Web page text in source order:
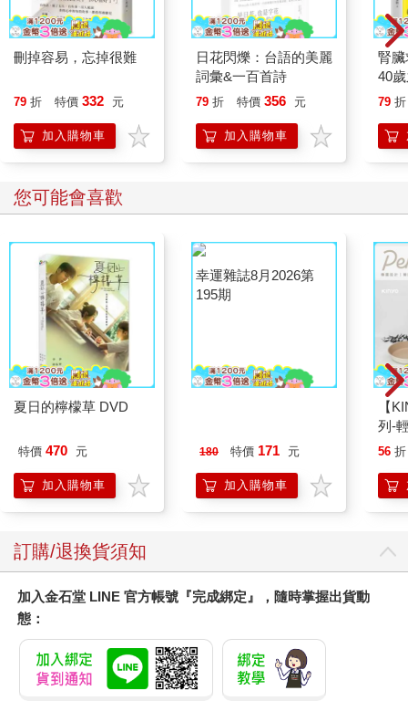
刪掉容易，忘掉很難
79 折 特價 332 元
加入購物車
日花閃爍：台語的美麗
詞彙&一百首詩
79 折 特價 356 元
加入購物車
腎
40
就
79 折
您可能會喜歡
夏日的檸檬草 DVD
特價 470 元
加入購物車
180 特價 171 元
加入購物車
【
列-
平
56 折
訂購/退換貨須知
加入金石堂 LINE 官方帳號『完成綁定』，隨時掌握出貨動
態：